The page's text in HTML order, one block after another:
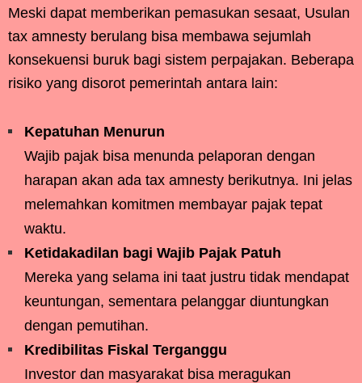
Meski dapat memberikan pemasukan sesaat, Usulan
tax amnesty berulang bisa membawa sejumlah
konsekuensi buruk bagi sistem perpajakan. Beberapa
risiko yang disorot pemerintah antara lain:
Kepatuhan Menurun
Wajib pajak bisa menunda pelaporan dengan
harapan akan ada tax amnesty berikutnya. Ini jelas
melemahkan komitmen membayar pajak tepat
waktu.
Ketidakadilan bagi Wajib Pajak Patuh
Mereka yang selama ini taat justru tidak mendapat
keuntungan, sementara pelanggar diuntungkan
dengan pemutihan.
Kredibilitas Fiskal Terganggu
Investor dan masyarakat bisa meragukan